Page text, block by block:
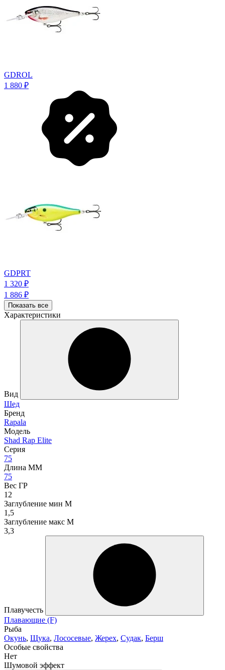
GDROL
1 880 ₽
GDPRT
1 320 ₽
1 886 ₽
Показать все
Характеристики
Вид
Шед
Бренд
Rapala
Модель
Shad Rap Elite
Серия
75
Длина ММ
75
Вес ГР
12
Заглубление мин М
1,5
Заглубление макс М
3,3
Плавучесть
Плавающие (F)
Рыба
Окунь, Щука, Лососевые, Жерех, Судак, Берш
Особые свойства
Нет
Шумовой эффект